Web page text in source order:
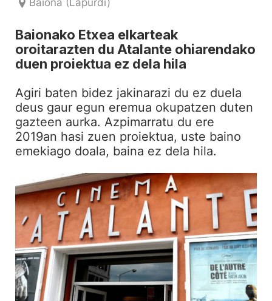
Baionako Etxea elkarteak
oroitarazten du Atalante ohiarendako
duen proiektua ez dela hila
Agiri baten bidez jakinarazi du ez duela
deus gaur egun eremua okupatzen duten
gazteen aurka. Azpimarratu du ere
2019an hasi zuen proiektua, uste baino
emekiago doala, baina ez dela hila.